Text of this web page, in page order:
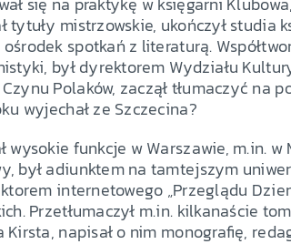
tytuły mistrzowskie, ukończył studia
spotkań z literaturą.
był dyrektorem Wydziału
Polaków, zaczął tłumaczyć
wyjechał ze Szczecina?
wysokie funkcje w Warszawie, m.in.
był adiunktem na tamtejszym
internetowego „Przeglądu
Przetłumaczył m.in. kilkanaście
napisał o nim monografię,